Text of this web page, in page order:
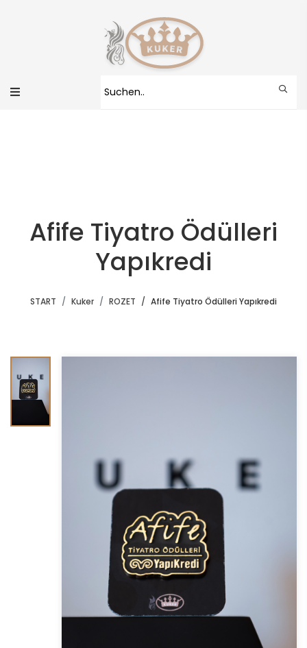
Afife Tiyatro Ödülleri
Yapıkredi
START Kuker ROZET Afife Tiyatro Ödülleri Yapıkredi